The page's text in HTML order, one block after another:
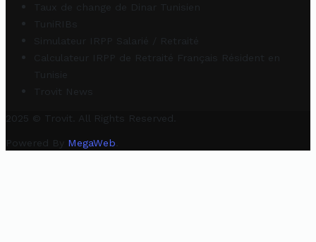
Taux de change de Dinar Tunisien
TuniRIBs
Simulateur IRPP Salarié / Retraité
Calculateur IRPP de Retraité Français Résident en
Tunisie
Trovit News
2025 © Trovit. All Rights Reserved.
Powered By MegaWeb